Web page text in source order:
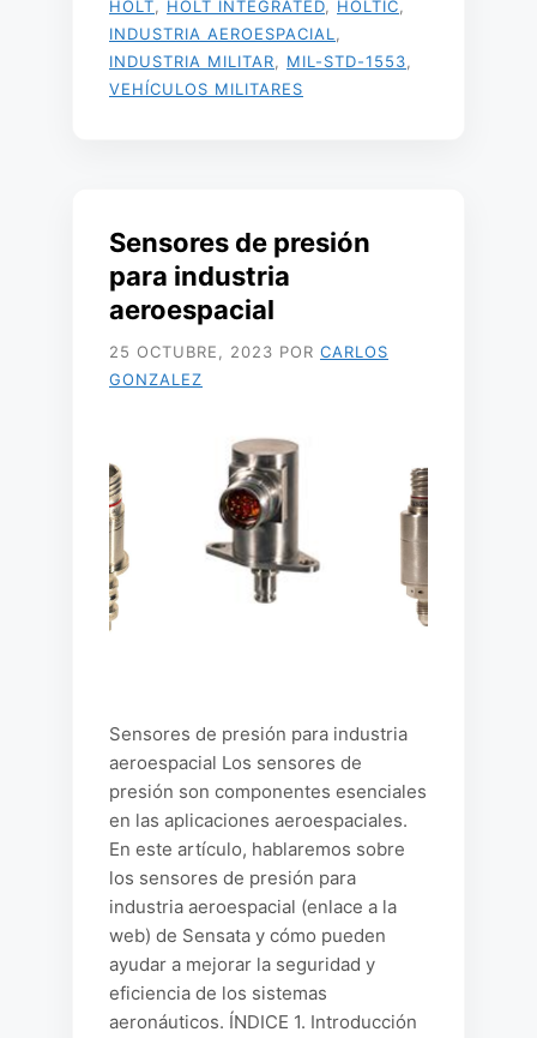
HOLT
HOLT INTEGRATED HOLTIC
INDUSTRIA AEROESPACIAL
INDUSTRIA MILITAR
MIL-STD-1553
VEHÍCULOS MILITARES
Sensores de presión
para industria
aeroespacial
25 OCTUBRE, 2023 POR CARLOS
GONZALEZ
Sensores de presión para industria
aeroespacial Los sensores de
presión son componentes esenciales
en las aplicaciones aeroespaciales.
En este artículo, hablaremos sobre
los sensores de presión para
industria aeroespacial (enlace a la
web) de Sensata y cómo pueden
ayudar a mejorar la seguridad y
eficiencia de los sistemas
aeronáuticos. ÍNDICE 1. Introducción